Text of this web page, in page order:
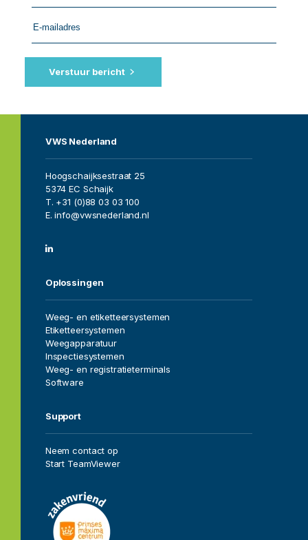
Vacatures
Over ons
Oplossingen
Dealers
Verstuur bericht
VWS Nederland
Hoogschaijksestraat 25
5374 EC Schaijk
T. +31 (0)88 03 03 100
E. info@vwsnederland.nl
Oplossingen
Weeg- en etiketteersystemen
Etiketteersystemen
Weegapparatuur
Inspectiesystemen
Weeg- en registratieterminals
Software
Support
Neem contact op
Start TeamViewer